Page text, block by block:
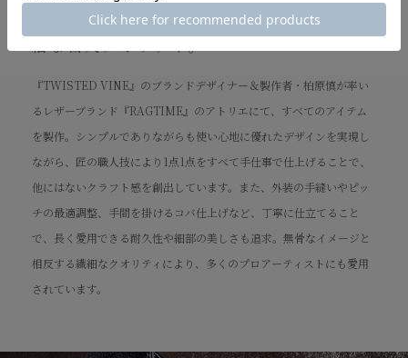
プロのアーティストにも愛されている、繊
細な職人クオリティ。
『TWISTED VINE』のブランドデザイナー＆製作者・柏原慎が率い
るレザーブランド『RAGTIME』のアトリエにて、すべてのアイテム
を製作。シンプルでありながらも使い心地に優れたデザインを実現し
ながら、匠の職人技により1点1点をすべて手仕事で仕上げることで、
他にはないクラフト感を創出しています。また、外装の手縫いやピッ
チの最適調整、手間を掛けるコバ仕上げなど、丁寧に仕立てること
で、長く愛用できる耐久性や細部の美しさも追求。無骨なイメージと
相反する繊細なクオリティにより、多くのプロアーティストにも愛用
されています。